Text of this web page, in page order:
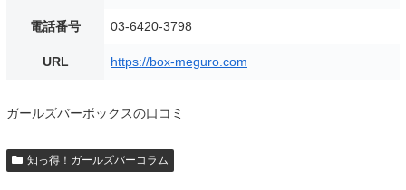
電話番号 03-6420-3798
URL https://box-meguro.com
ガールズバーボックスの口コミ
知っ得！ガールズバーコラム